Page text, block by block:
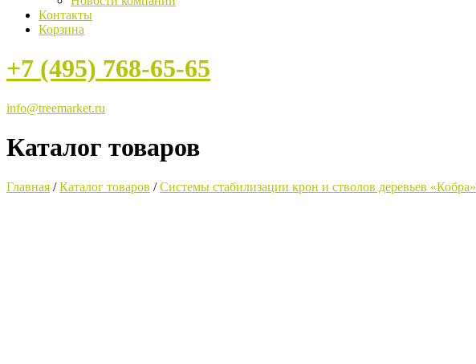
Контакты
Корзина
+7 (495) 768-65-65
info@treemarket.ru
Каталог товаров
Главная /Каталог товаров /Системы стабилизации крон и стволов деревьев «Кобра»